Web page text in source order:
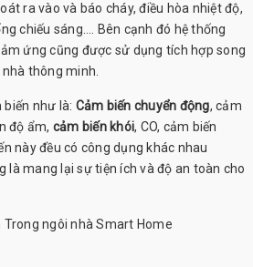
ra vào và báo cháy, điều hòa nhiệt độ,
chiếu sáng…. Bên cạnh đó hệ thống
ứng cũng được sử dụng tích hợp song
thông minh.
biến như là: Cảm biến chuyển động, cảm
độ ẩm, cảm biến khói, CO, cảm biến
này đều có công dụng khác nhau
là mang lại sự tiện ích và độ an toàn cho
Trong ngôi nhà Smart Home